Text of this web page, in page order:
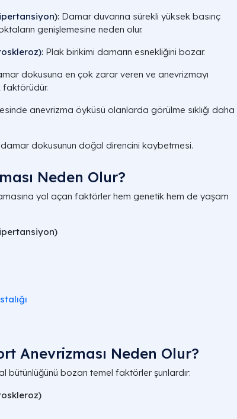
): Damar duvarına sürekli yüksek basınç
genişlemesine neden olur.
: Plak birikimi damarın esnekliğini bozar.
dokusuna en çok zarar veren ve anevrizmayı
faktörüdür.
anevrizma öyküsü olanlarda görülme sıklığı daha
dokusunun doğal direncini kaybetmesi.
Neden Olur?
yol açan faktörler hem genetik hem de yaşam
Anevrizması Neden Olur?
bütünlüğünü bozan temel faktörler şunlardır: